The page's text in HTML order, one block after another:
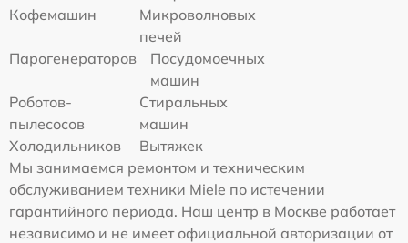
Кофемашин
Микроволновых
печей
Парогенераторов
Посудомоечных
машин
Роботов-
пылесосов
Стиральных
машин
Холодильников
Вытяжек
Мы занимаемся ремонтом и техническим
обслуживанием техники Miele по истечении
гарантийного периода. Наш центр в Москве работает
независимо и не имеет официальной авторизации от